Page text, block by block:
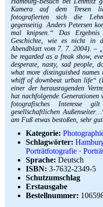
Kamera auf dem Tresen
fotografierten sich die
gegenseitig. Anders Petersen
mal knipsen.“ Das
Geschichte, wie es nicht in
Abendblatt vom 7. 7. 2004). –
be regarded as a freak show,
desperate, nasty, sad people,
what more distinguished
whiff of downbeat urban life“
einer der herausragenden
hat nachfolgende Generationen
fotografisches Interesse
gesellschaftlichen
am Fuß etwas bestoßen, sehr
Kategorie:
Schlagwörter:
Porträtfotografie ·
Sprache: Deutsch
ISBN: 3-7632-2349-5
Schutzumschlag
Erstausgabe
Bestellnummer: